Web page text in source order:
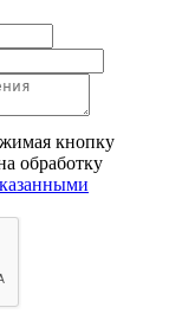
кнопку
обработку